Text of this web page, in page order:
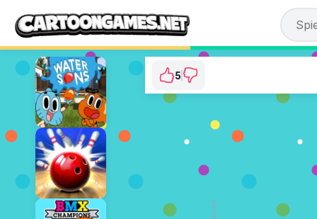
⭐ 83.33% (6 Stimmen)
JETZT SPIELEN
5